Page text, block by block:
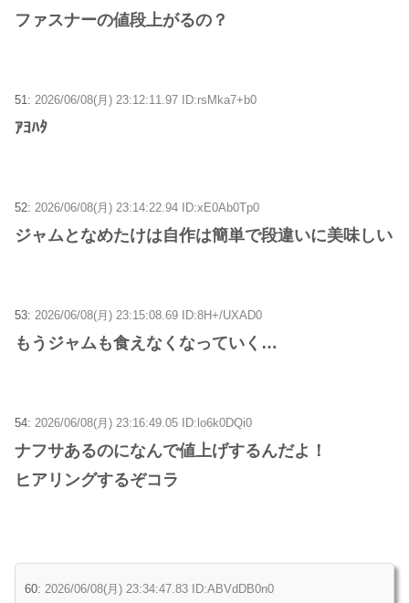
ファスナーの値段上がるの？
51: 2026/06/08(月) 23:12:11.97 ID:rsMka7+b0
ｱﾖﾊﾀ
52: 2026/06/08(月) 23:14:22.94 ID:xE0Ab0Tp0
ジャムとなめたけは自作は簡単で段違いに美味しい
53: 2026/06/08(月) 23:15:08.69 ID:8H+/UXAD0
もうジャムも食えなくなっていく…
54: 2026/06/08(月) 23:16:49.05 ID:lo6k0DQi0
ナフサあるのになんで値上げするんだよ！
ヒアリングするぞコラ
60: 2026/06/08(月) 23:34:47.83 ID:ABVdDB0n0